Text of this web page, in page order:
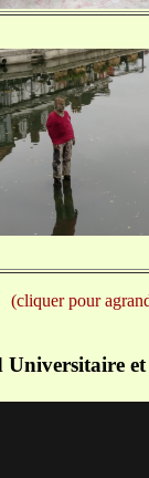
(cliquer pour
et